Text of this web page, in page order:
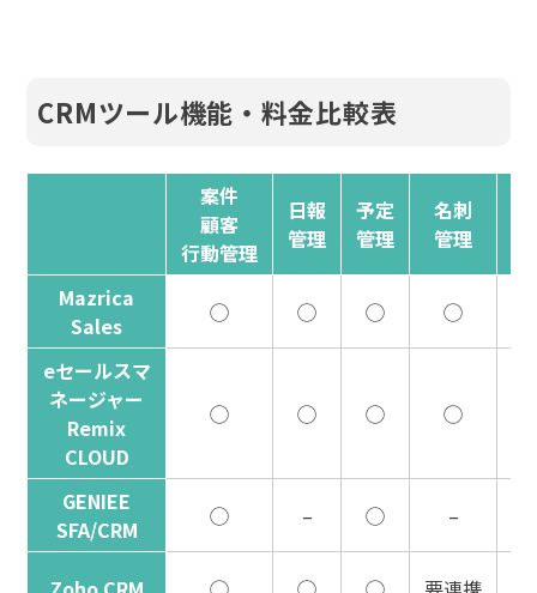
CRMツール機能・料金比較表
案件
顧客
行動管理
日報
管理
予定
管理
名刺
管理
Mazrica
Sales
◯ ◯ ◯ ◯
eセールスマ
ネージャー
Remix
CLOUD
◯ ◯ ◯ ◯
GENIEE
SFA/CRM
◯ – ◯ –